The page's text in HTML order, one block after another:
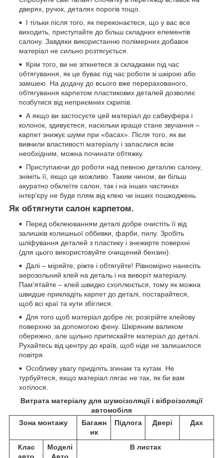
дверях, ручок, деталях порогів тощо.
І тільки після того, як переконаєтеся, що у вас все
виходить, приступайте до більш складних елементів
салону. Завдяки використанню полімерних добавок
матеріал не сильно розтягується.
Крім того, ви не зіткнетеся зі складками під час
обтягування, як це буває під час роботи зі шкірою або
замшею. На додачу до всього вже перерахованого,
обтягування карпетом пластикових деталей дозволяє
позбутися від неприємних скрипів.
А якщо ви застосуєте цей матеріал до сабвуфера і
колонок, здивуєтеся, наскільки краще стане звучання –
карпет знижує шуми при «басах». Після того, як ви
вивчили властивості матеріалу і запаслися всім
необхідним, можна починати обтяжку.
Приступаючи до роботи над певною деталлю салону,
зніміть її, якщо це можливо. Таким чином, ви більш
акуратно обклеїте салон, так і на інших частинах
інтер'єру не буде плям від клею чи інших пошкоджень.
Як обтягнути салон карпетом.
Перед обклеюванням деталі добре очистіть її від
залишків колишньої оббивки, фарби, пилу. Зробіть
шліфування деталей з пластику і знежирте поверхні
(для цього використовуйте очищений бензин).
Далі – міряйте, ріжте і обтягуйте! Рівномірно нанесіть
аерозольний клей на деталь і на виворіт матеріалу.
Пам'ятайте – клей швидко схоплюється, тому як можна
швидше прикладіть карпет до деталі, постарайтеся,
щоб всі краї та кути збіглися.
Для того щоб матеріал добре ліг, розігрійте клейову
поверхню за допомогою фену. Шкіряним валиком
обережно, але щільно притискайте матеріал до деталі.
Рухайтесь від центру до країв, щоб ніде не залишилося
повітря.
Особливу увагу приділіть згинам та кутам. Не
турбуйтеся, якщо матеріал лягає не так, як би вам
хотілося.
Витрата матеріалу для шумоізоляції і віброізоляції
автомобіля
Зона монтажу
Багажн
ик
Підлога Двері Дах
Клас
Моделі
В листах